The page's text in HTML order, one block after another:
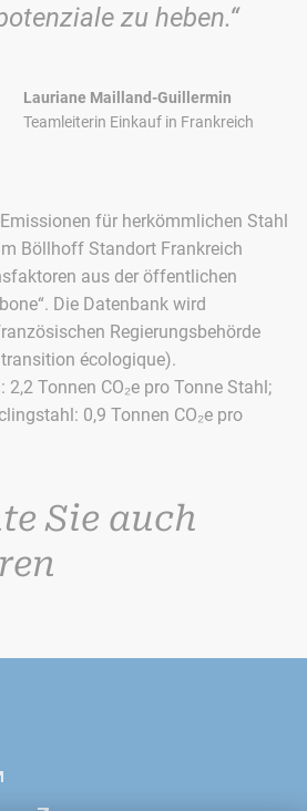
zu heben.“
Lauriane Mailland-Guillermin
Teamleiterin Einkauf in Frankreich
Emissionen für herkömmlichen Stahl
Böllhoff Standort Frankreich
aus der öffentlichen
Die Datenbank wird
Regierungsbehörde
écologique).
Tonnen CO₂e pro Tonne Stahl;
0,9 Tonnen CO₂e pro
Sie auch